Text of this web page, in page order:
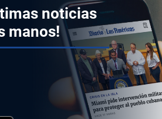
noticias
manos!